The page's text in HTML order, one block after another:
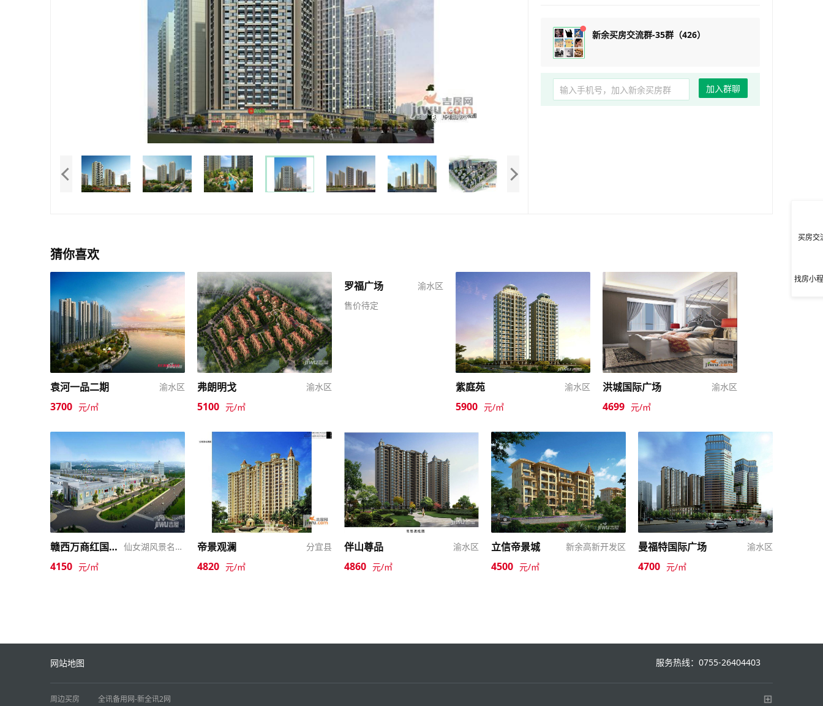
新余买房交流群-35群（426）
加入群聊
猜你喜欢
袁河一品二期 渝水区
3700 元/㎡
弗朗明戈 渝水区
5100 元/㎡
罗福广场
渝水区
售价待定
紫庭苑 渝水区
5900 元/㎡
洪城国际广场 渝水区
4699 元/㎡
赣西万商红国际商贸物流中心 仙女湖风景名胜区
4150 元/㎡
帝景观澜 分宜县
4820 元/㎡
伴山尊品 渝水区
4860 元/㎡
立信帝景城 新余高新开发区
4500 元/㎡
曼福特国际广场 渝水区
4700 元/㎡
买房交
找房小
服务热线：0755-26404403
网站地图
周边买房 全讯备用网-新全讯2网